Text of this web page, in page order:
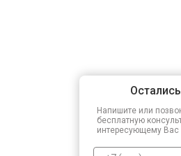
Напишите или
бесплатную
интересующему Вас